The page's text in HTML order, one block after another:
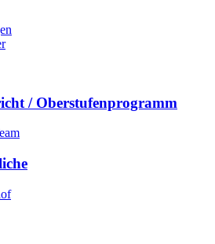
/ Oberstufenprogramm